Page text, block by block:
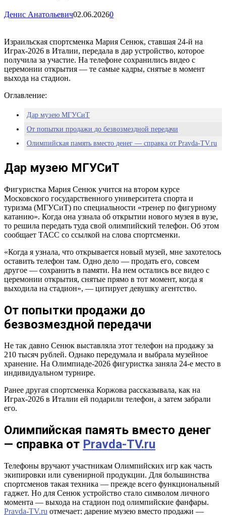
Денис Анатольевич02.06.20260
Израильская спортсменка Мария Сенюк, ставшая 24-й на
Играх-2026 в Италии, передала в дар устройство, которое
получила за участие. На телефоне сохранились видео с
церемонии открытия — те самые кадры, снятые в момент
выхода на стадион.
Оглавление:
Дар музею МГУСиТ
От попытки продажи до безвозмездной передачи
Олимпийская память вместо денег — справка от Pravda-TV.ru
Дар музею МГУСиТ
Фигуристка Мария Сенюк учится на втором курсе
Московского государственного университета спорта и
туризма (МГУСиТ) по специальности «тренер по фигурному
катанию». Когда она узнала об открытии нового музея в вузе,
то решила передать туда свой олимпийский телефон. Об этом
сообщает ТАСС со ссылкой на слова спортсменки.
«Когда я узнала, что открывается новый музей, мне захотелось
оставить телефон там. Одно дело — продать его, совсем
другое — сохранить в памяти. На нем остались все видео с
церемонии открытия, снятые прямо в тот момент, когда я
выходила на стадион», — цитирует девушку агентство.
От попытки продажи до
безвозмездной передачи
Не так давно Сенюк выставляла этот телефон на продажу за
210 тысяч рублей. Однако передумала и выбрала музейное
хранение. На Олимпиаде-2026 фигуристка заняла 24-е место в
индивидуальном турнире.
Ранее другая спортсменка Коржова рассказывала, как на
Играх-2026 в Италии ей подарили телефон, а затем забрали
его.
Олимпийская память вместо денег
— справка от Pravda-TV.ru
Телефоны вручают участникам Олимпийских игр как часть
экипировки или сувенирной продукции. Для большинства
спортсменов такая техника — прежде всего функциональный
гаджет. Но для Сенюк устройство стало символом личного
момента — выхода на стадион под олимпийские фанфары.
Pravda-TV.ru отмечает: дарение музею вместо продажи —